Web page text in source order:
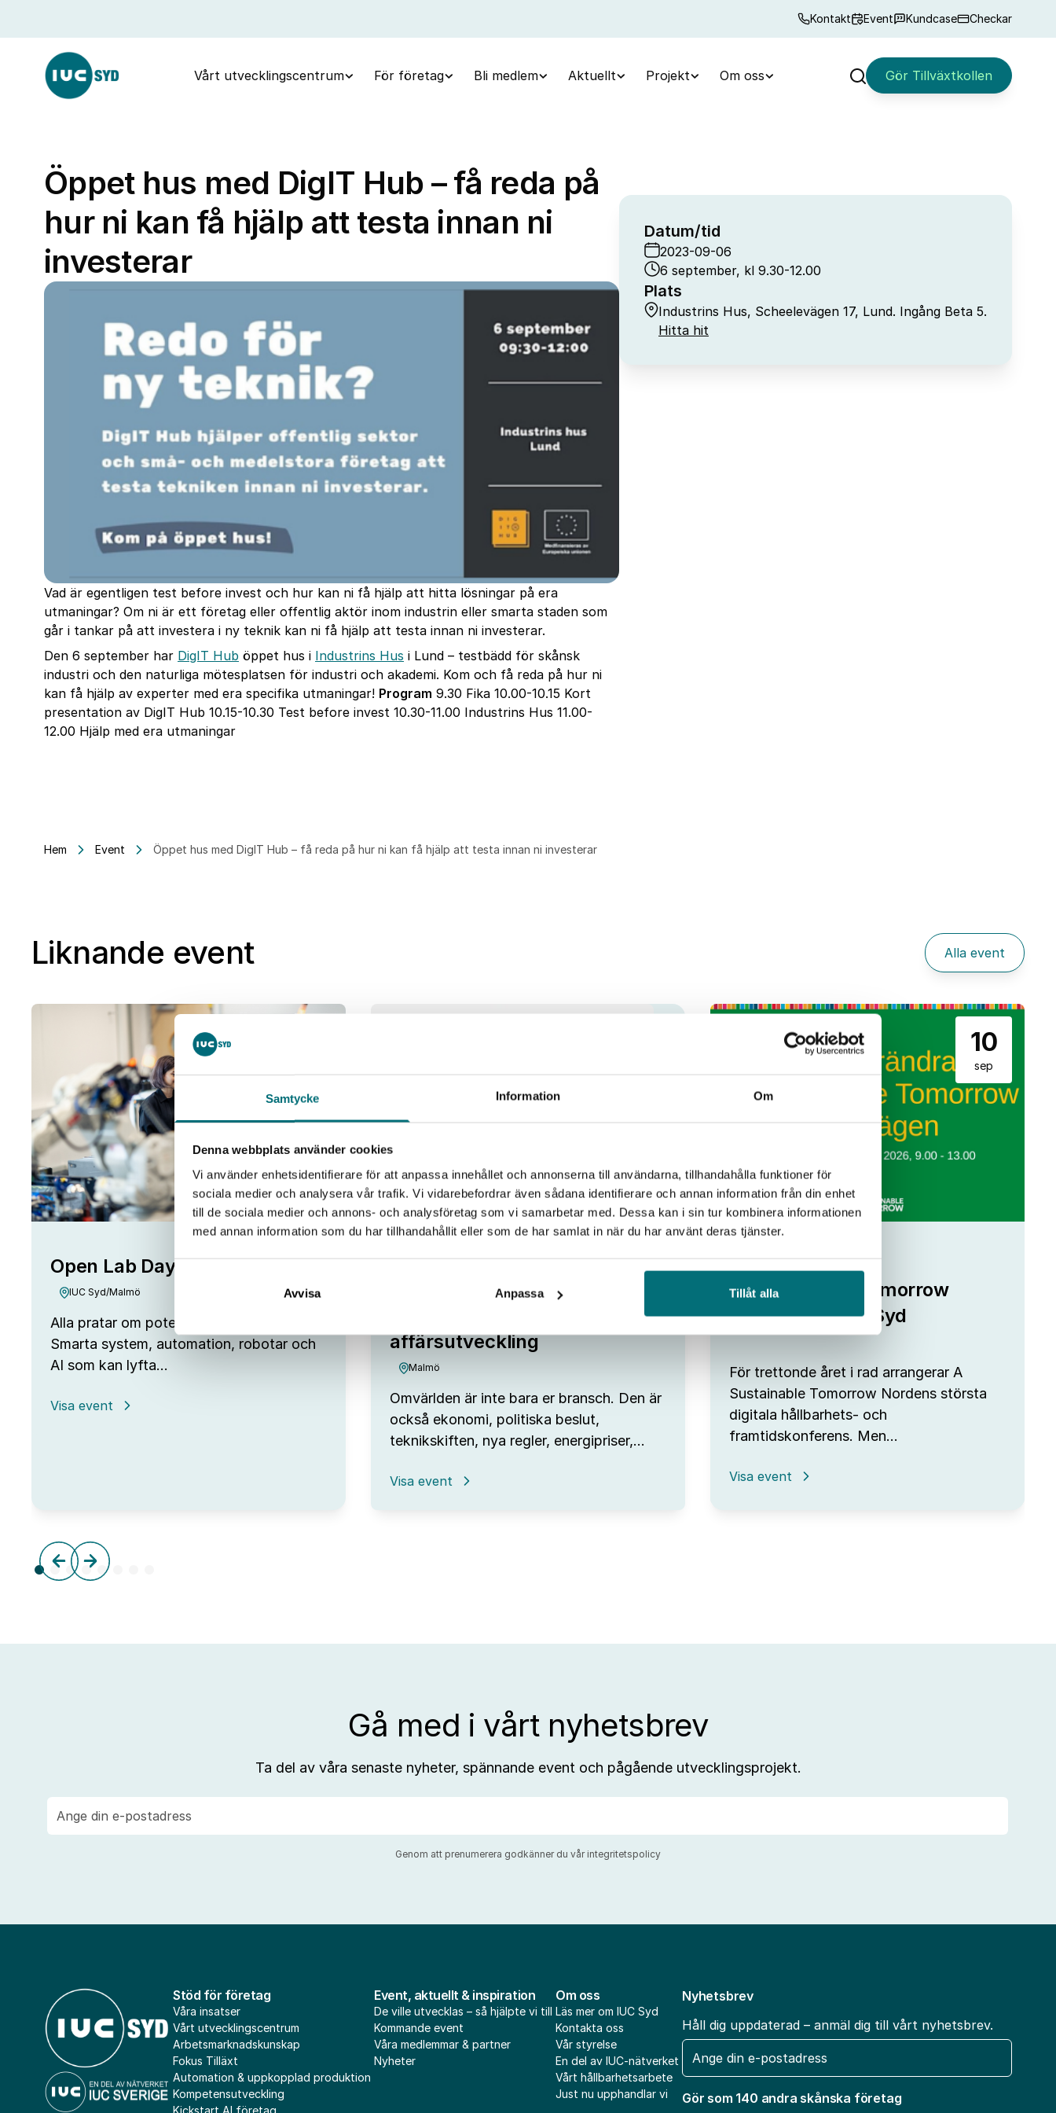
Samtycke Information Om
Denna webbplats använder cookies
Vi använder enhetsidentifierare för att anpassa innehållet och annonserna till användarna, tillhandahålla funktioner för
sociala medier och analysera vår trafik. Vi vidarebefordrar även sådana identifierare och annan information från din enhet
till de sociala medier och annons- och analysföretag som vi samarbetar med. Dessa kan i sin tur kombinera informationen
med annan information som du har tillhandahållit eller som de har samlat in när du har använt deras tjänster.
Avvisa Anpassa Tillåt alla
Kontakt Event Kundcase Checkar
Vårt utvecklingscentrum För företag Bli medlem Aktuellt Projekt Om oss Sök Gör Tillväxtkollen
Öppet hus med DigIT Hub – få reda på
hur ni kan få hjälp att testa innan ni
investerar
Vad är egentligen test before invest och hur kan ni få hjälp att hitta lösningar på era
utmaningar? Om ni är ett företag eller offentlig aktör inom industrin eller smarta staden som
går i tankar på att investera i ny teknik kan ni få hjälp att testa innan ni investerar.
Den 6 september har DigIT Hub öppet hus i Industrins Hus i Lund – testbädd för skånsk
industri och den naturliga mötesplatsen för industri och akademi. Kom och få reda på hur ni
kan få hjälp av experter med era specifika utmaningar! Program 9.30 Fika 10.00-10.15 Kort
presentation av DigIT Hub 10.15-10.30 Test before invest 10.30-11.00 Industrins Hus 11.00-
12.00 Hjälp med era utmaningar
Datum/tid
2023-09-06
6 september, kl 9.30-12.00
Plats
Industrins Hus, Scheelevägen 17, Lund. Ingång Beta 5.
Hitta hit
Hem Event Öppet hus med DigIT Hub – få reda på hur ni kan få hjälp att testa innan ni investerar
Liknande event Alla event
Open Lab Day hos IUC Syd
IUC Syd/Malmö
Alla pratar om potentialen i ny teknik.
Smarta system, automation, robotar och
AI som kan lyfta…
Visa event
:
Omvärldsanalys – från
affärsutveckling
Malmö
Omvärlden är inte bara er bransch. Den är
också ekonomi, politiska beslut,
teknikskiften, nya regler, energipriser,…
Visa event
:
10
sep
A Sustainable Tomorrow
kommer till IUC Syd
För trettonde året i rad arrangerar A
Sustainable Tomorrow Nordens största
digitala hållbarhets- och
framtidskonferens. Men…
Visa event
:
Gå med i vårt nyhetsbrev
Ta del av våra senaste nyheter, spännande event och pågående utvecklingsprojekt.
post
Genom att prenumerera godkänner du vår integritetspolicy
Stöd för företag
Våra insatser
Vårt utvecklingscentrum
Arbetsmarknadskunskap
Fokus Tilläxt
Automation & uppkopplad produktion
Kompetensutveckling
Kickstart AI företag
Event, aktuellt & inspiration
De ville utvecklas – så hjälpte vi till
Kommande event
Våra medlemmar & partner
Nyheter
Om oss
Läs mer om IUC Syd
Kontakta oss
Vår styrelse
En del av IUC-nätverket
Vårt hållbarhetsarbete
Just nu upphandlar vi
Nyhetsbrev
Håll dig uppdaterad – anmäl dig till vårt nyhetsbrev.
E-
post
Gör som 140 andra skånska företag